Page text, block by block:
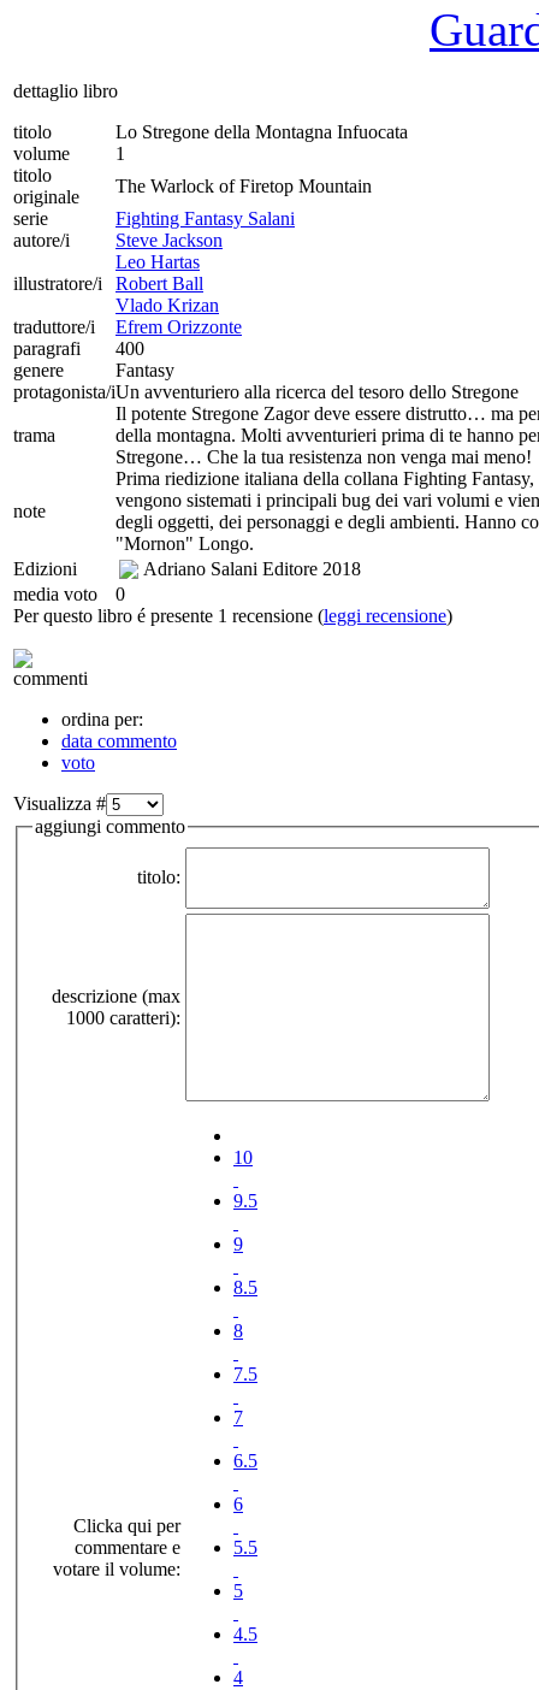
dettaglio libro
titolo
Lo Stregone della Montagna Infuocata
volume
1
titolo
originale
The Warlock of Firetop Mountain
serie
Fighting Fantasy Salani
autore/i
Steve Jackson
illustratore/i
Leo Hartas
Robert Ball
Vlado Krizan
traduttore/i
Efrem Orizzonte
paragrafi
400
genere
Fantasy
protagonista/iUn avventuriero alla ricerca del tesoro dello Stregone
trama
Il potente Stregone Zagor deve essere distrutto… ma
della montagna. Molti avventurieri prima di te hanno
Stregone… Che la tua resistenza non venga mai meno!
note
Prima riedizione italiana della collana Fighting
vengono sistemati i principali bug dei vari volumi e
degli oggetti, dei personaggi e degli ambienti. Hanno
"Mornon" Longo.
Edizioni
Adriano Salani Editore 2018
media voto
0
Per questo libro é presente 1 recensione (leggi recensione)
commenti
ordina per:
data commento
voto
Visualizza #
aggiungi commento
titolo:
descrizione (max
1000 caratteri):
Clicka qui per
commentare e
votare il volume:
10
9.5
9
8.5
8
7.5
7
6.5
6
5.5
5
4.5
4